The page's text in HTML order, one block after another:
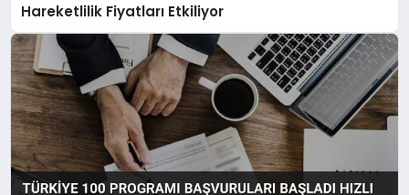
Hareketlilik Fiyatları Etkiliyor